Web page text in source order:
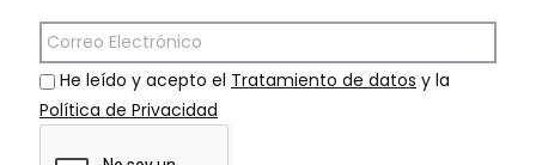
He leído y acepto el Tratamiento de datos y la
Política de Privacidad